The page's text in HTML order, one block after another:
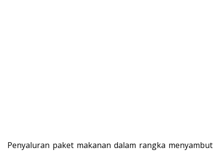
Penyaluran paket makanan dalam rangka menyambut